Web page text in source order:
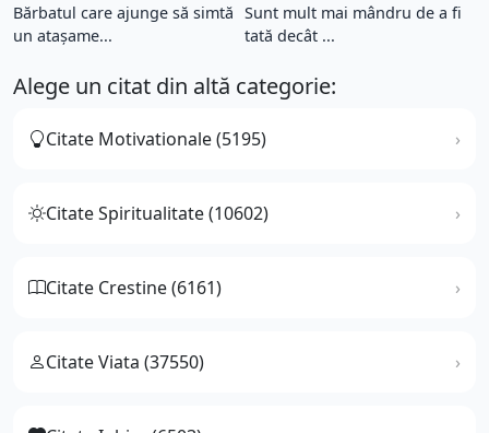
Bărbatul care ajunge să simtă
un atașame...
Sunt mult mai mândru de a fi
tată decât ...
Alege un citat din altă categorie:
Citate Motivationale (5195)
Citate Spiritualitate (10602)
Citate Crestine (6161)
Citate Viata (37550)